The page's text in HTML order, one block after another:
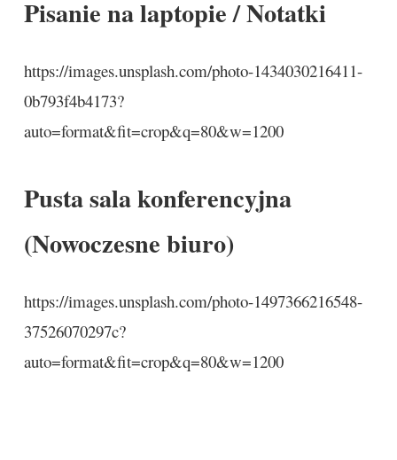
Pisanie na laptopie / Notatki
https://images.unsplash.com/photo-1434030216411-
0b793f4b4173?
auto=format&fit=crop&q=80&w=1200
Pusta sala konferencyjna
(Nowoczesne biuro)
https://images.unsplash.com/photo-1497366216548-
37526070297c?
auto=format&fit=crop&q=80&w=1200